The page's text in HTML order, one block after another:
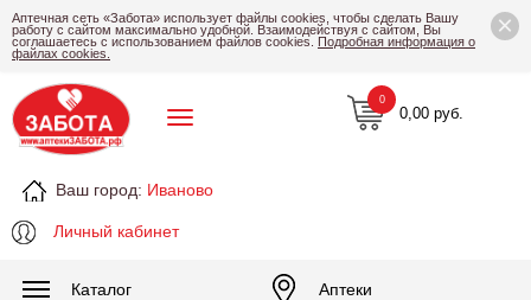
×
Аптечная сеть «Забота» использует файлы cookies, чтобы сделать Вашу
работу с сайтом максимально удобной. Взаимодействуя с сайтом, Вы
соглашаетесь с использованием файлов cookies. Подробная информация о
файлах cookies.
Ваш город: Иваново
Личный кабинет
0,00 руб.
0
Каталог Аптеки